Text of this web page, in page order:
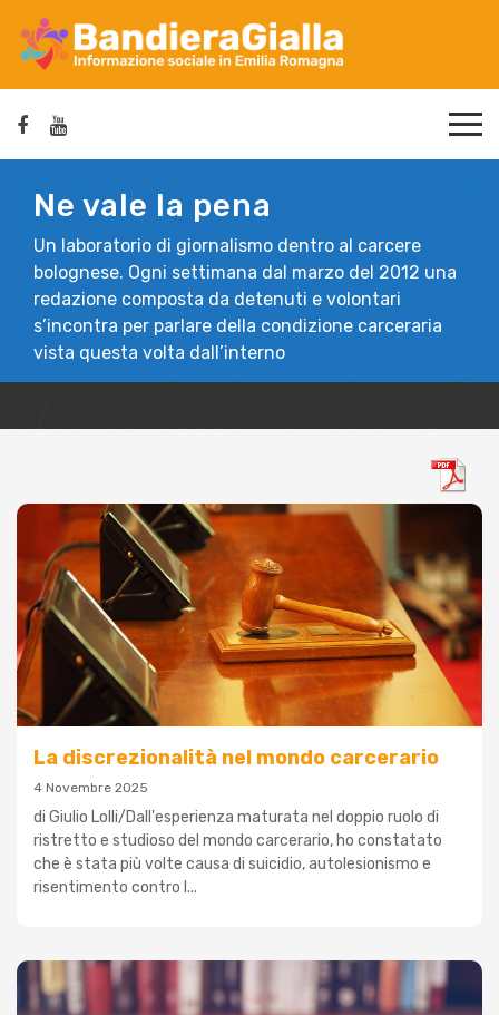
Ne vale la pena
Un laboratorio di giornalismo dentro al carcere
bolognese. Ogni settimana dal marzo del 2012 una
redazione composta da detenuti e volontari
s’incontra per parlare della condizione carceraria
vista questa volta dall’interno
La discrezionalità nel mondo carcerario
4 Novembre 2025
di Giulio Lolli/Dall'esperienza maturata nel doppio ruolo di
ristretto e studioso del mondo carcerario, ho constatato
che è stata più volte causa di suicidio, autolesionismo e
risentimento contro l...